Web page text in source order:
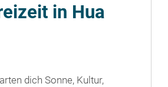
in Hua
dich Sonne, Kultur,